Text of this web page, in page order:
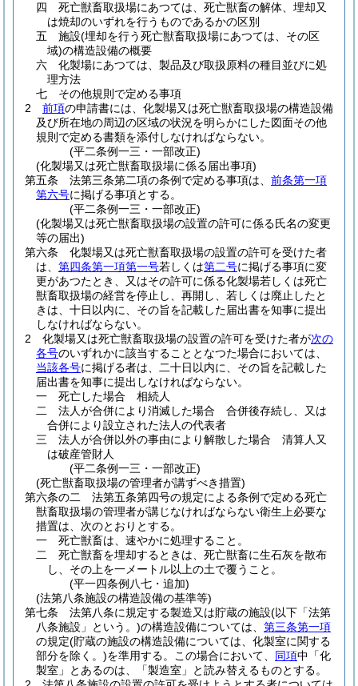
四
死亡獣畜取扱場にあつては、死亡獣畜の解体、埋却又
は焼却のいずれを行うものであるかの区別
五
施設(埋却を行う死亡獣畜取扱場にあつては、その区
域)の構造設備の概要
六
化製場にあつては、製品及び取扱原料の種目並びに処
理方法
七
その他規則で定める事項
2
前項の申請書には、化製場又は死亡獣畜取扱場の構造設備
及び所在地の周辺の区域の状況を明らかにした図面その他
規則で定める書類を添付しなければならない。
(平二条例一三・一部改正)
(化製場又は死亡獣畜取扱場に係る届出事項)
第五条
法第三条第二項の条例で定める事項は、 前条第一項
第六号に掲げる事項とする。
(平二条例一三・一部改正)
(化製場又は死亡獣畜取扱場の設置の許可に係る氏名の変更
等の届出)
第六条
化製場又は死亡獣畜取扱場の設置の許可を受けた者
は、 第四条第一項第一号若しくは第二号に掲げる事項に変
更があつたとき、又はその許可に係る化製場若しくは死亡
獣畜取扱場の経営を停止し、再開し、若しくは廃止したと
きは、十日以内に、その旨を記載した届出書を知事に提出
しなければならない。
2
化製場又は死亡獣畜取扱場の設置の許可を受けた者が次の
各号のいずれかに該当することとなつた場合においては、
当該各号に掲げる者は、二十日以内に、その旨を記載した
届出書を知事に提出しなければならない。
一
死亡した場合 相続人
二
法人が合併により消滅した場合 合併後存続し、又は
合併により設立された法人の代表者
三
法人が合併以外の事由により解散した場合 清算人又
は破産管財人
(平二条例一三・一部改正)
(死亡獣畜取扱場の管理者が講ずべき措置)
第六条の二
法第五条第四号の規定による条例で定める死亡
獣畜取扱場の管理者が講じなければならない衛生上必要な
措置は、次のとおりとする。
一
死亡獣畜は、速やかに処理すること。
二
死亡獣畜を埋却するときは、死亡獣畜に生石灰を散布
し、その上を一メートル以上の土で覆うこと。
(平一四条例八七・追加)
(法第八条施設の構造設備の基準等)
第七条
法第八条に規定する製造又は貯蔵の施設(以下「法第
八条施設」という。)の構造設備については、 第三条第一項
の規定(貯蔵の施設の構造設備については、化製室に関する
部分を除く。)を準用する。 この場合において、 同項中「化
製室」とあるのは、「製造室」と読み替えるものとする。